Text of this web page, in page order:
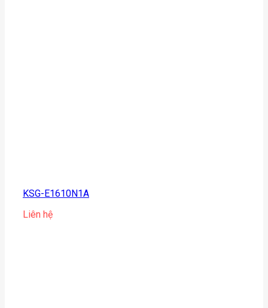
KSG-E1610N1A
Liên hệ